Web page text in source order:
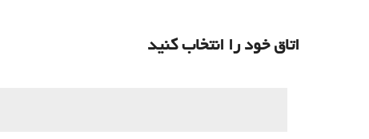
اتاق خود را انتخاب کنید